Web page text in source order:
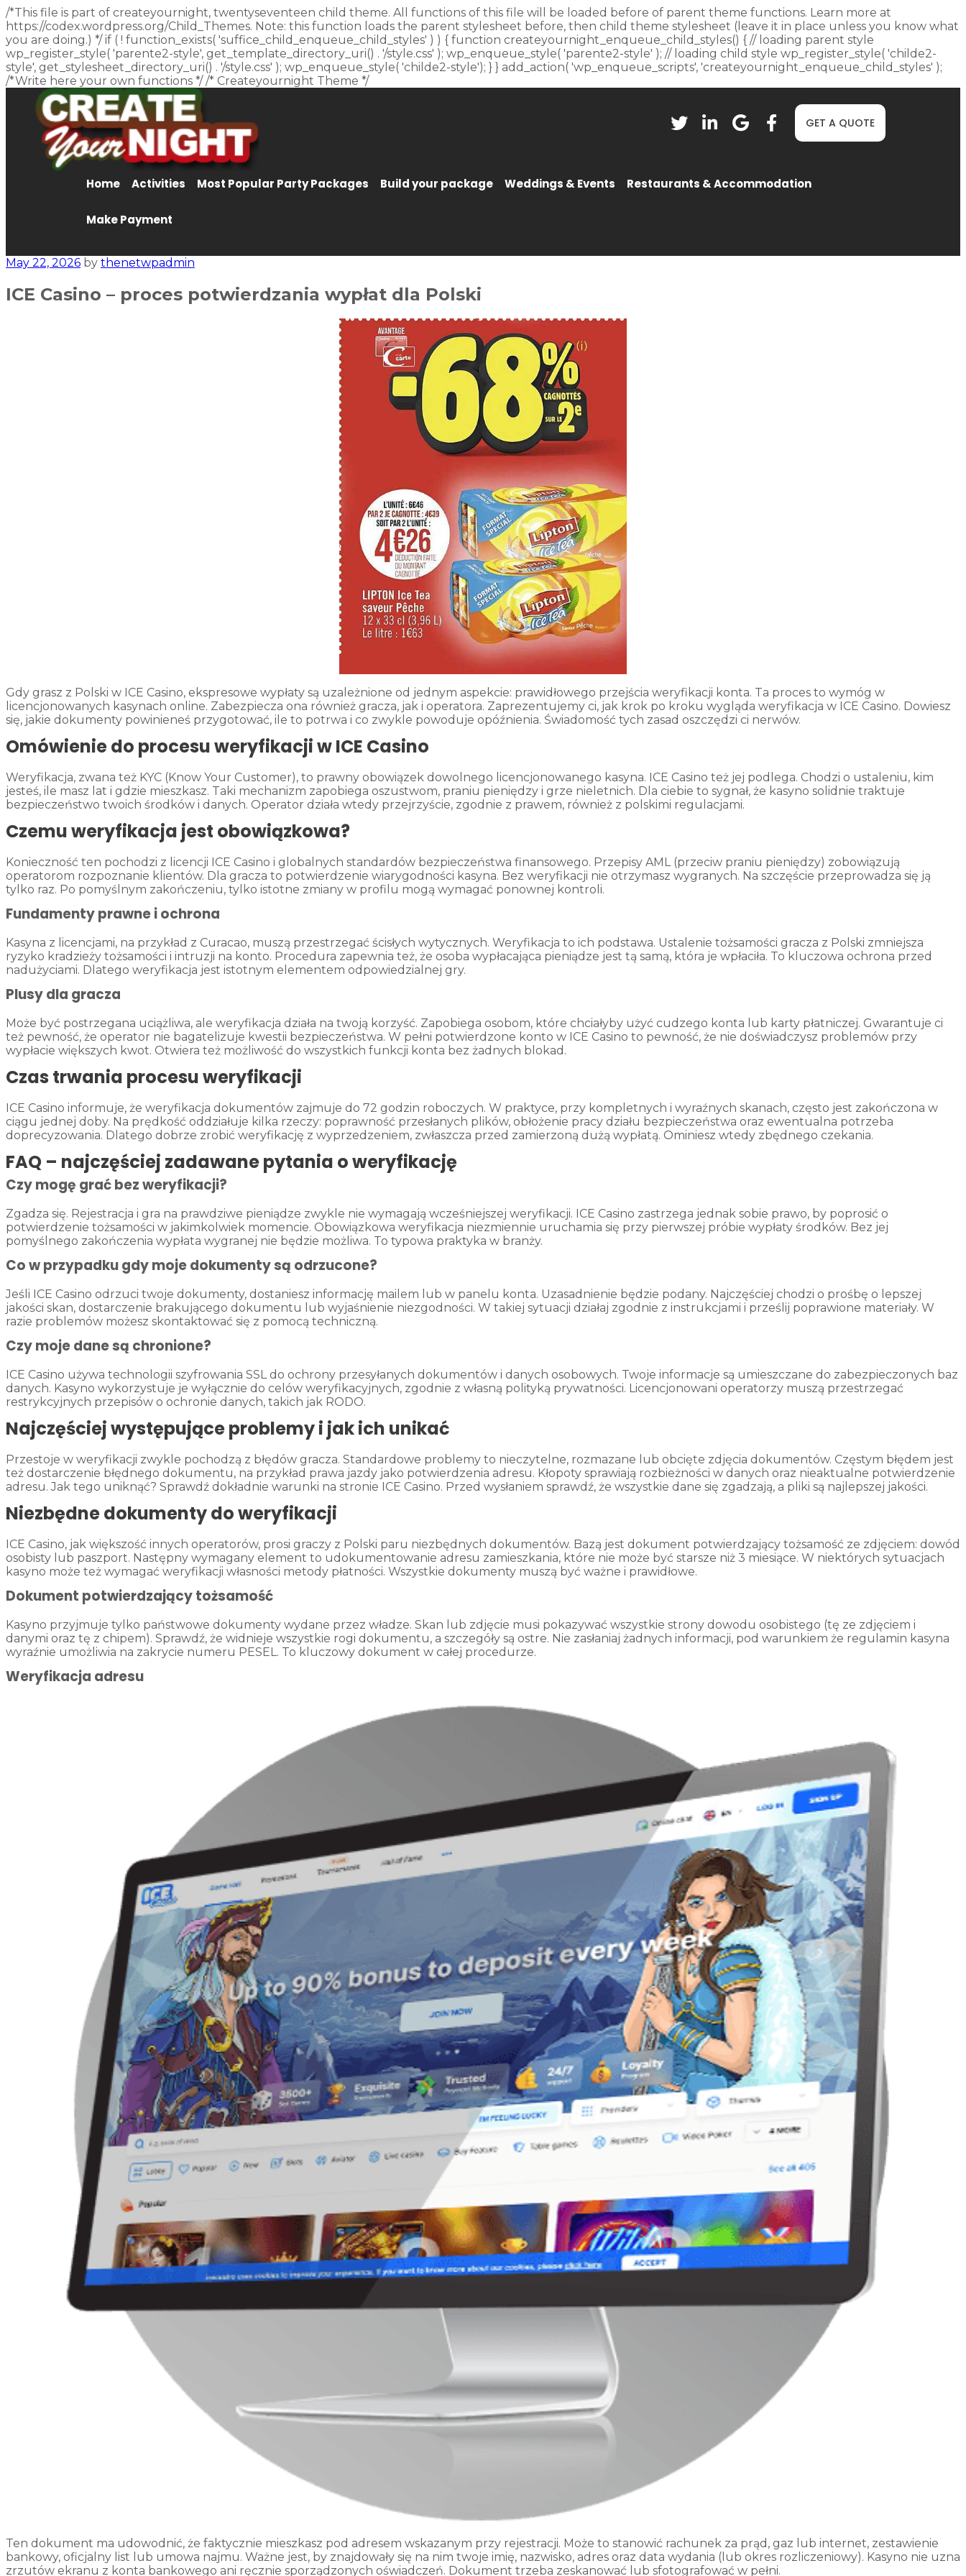
/*This file is part of createyournight, twentyseventeen child theme. All functions of this file will be loaded before of parent theme functions. Learn more at
https://codex.wordpress.org/Child_Themes. Note: this function loads the parent stylesheet before, then child theme stylesheet (leave it in place unless you know what
you are doing.) */ if ( ! function_exists( 'suffice_child_enqueue_child_styles' ) ) { function createyournight_enqueue_child_styles() { // loading parent style
wp_register_style( 'parente2-style', get_template_directory_uri() . '/style.css' ); wp_enqueue_style( 'parente2-style' ); // loading child style wp_register_style( 'childe2-
style', get_stylesheet_directory_uri() . '/style.css' ); wp_enqueue_style( 'childe2-style'); } } add_action( 'wp_enqueue_scripts', 'createyournight_enqueue_child_styles' );
/*Write here your own functions */ /* Createyournight Theme */
GET A QUOTE
Home Activities Most Popular Party Packages Build your package Weddings & Events Restaurants & Accommodation
Make Payment
May 22, 2026 by thenetwpadmin
ICE Casino – proces potwierdzania wypłat dla Polski
Gdy grasz z Polski w ICE Casino, ekspresowe wypłaty są uzależnione od jednym aspekcie: prawidłowego przejścia weryfikacji konta. Ta proces to wymóg w
licencjonowanych kasynach online. Zabezpiecza ona również gracza, jak i operatora. Zaprezentujemy ci, jak krok po kroku wygląda weryfikacja w ICE Casino. Dowiesz
się, jakie dokumenty powinieneś przygotować, ile to potrwa i co zwykle powoduje opóźnienia. Świadomość tych zasad oszczędzi ci nerwów.
Omówienie do procesu weryfikacji w ICE Casino
Weryfikacja, zwana też KYC (Know Your Customer), to prawny obowiązek dowolnego licencjonowanego kasyna. ICE Casino też jej podlega. Chodzi o ustaleniu, kim
jesteś, ile masz lat i gdzie mieszkasz. Taki mechanizm zapobiega oszustwom, praniu pieniędzy i grze nieletnich. Dla ciebie to sygnał, że kasyno solidnie traktuje
bezpieczeństwo twoich środków i danych. Operator działa wtedy przejrzyście, zgodnie z prawem, również z polskimi regulacjami.
Czemu weryfikacja jest obowiązkowa?
Konieczność ten pochodzi z licencji ICE Casino i globalnych standardów bezpieczeństwa finansowego. Przepisy AML (przeciw praniu pieniędzy) zobowiązują
operatorom rozpoznanie klientów. Dla gracza to potwierdzenie wiarygodności kasyna. Bez weryfikacji nie otrzymasz wygranych. Na szczęście przeprowadza się ją
tylko raz. Po pomyślnym zakończeniu, tylko istotne zmiany w profilu mogą wymagać ponownej kontroli.
Fundamenty prawne i ochrona
Kasyna z licencjami, na przykład z Curacao, muszą przestrzegać ścisłych wytycznych. Weryfikacja to ich podstawa. Ustalenie tożsamości gracza z Polski zmniejsza
ryzyko kradzieży tożsamości i intruzji na konto. Procedura zapewnia też, że osoba wypłacająca pieniądze jest tą samą, która je wpłaciła. To kluczowa ochrona przed
nadużyciami. Dlatego weryfikacja jest istotnym elementem odpowiedzialnej gry.
Plusy dla gracza
Może być postrzegana uciążliwa, ale weryfikacja działa na twoją korzyść. Zapobiega osobom, które chciałyby użyć cudzego konta lub karty płatniczej. Gwarantuje ci
też pewność, że operator nie bagatelizuje kwestii bezpieczeństwa. W pełni potwierdzone konto w ICE Casino to pewność, że nie doświadczysz problemów przy
wypłacie większych kwot. Otwiera też możliwość do wszystkich funkcji konta bez żadnych blokad.
Czas trwania procesu weryfikacji
ICE Casino informuje, że weryfikacja dokumentów zajmuje do 72 godzin roboczych. W praktyce, przy kompletnych i wyraźnych skanach, często jest zakończona w
ciągu jednej doby. Na prędkość oddziałuje kilka rzeczy: poprawność przesłanych plików, obłożenie pracy działu bezpieczeństwa oraz ewentualna potrzeba
doprecyzowania. Dlatego dobrze zrobić weryfikację z wyprzedzeniem, zwłaszcza przed zamierzoną dużą wypłatą. Ominiesz wtedy zbędnego czekania.
FAQ – najczęściej zadawane pytania o weryfikację
Czy mogę grać bez weryfikacji?
Zgadza się. Rejestracja i gra na prawdziwe pieniądze zwykle nie wymagają wcześniejszej weryfikacji. ICE Casino zastrzega jednak sobie prawo, by poprosić o
potwierdzenie tożsamości w jakimkolwiek momencie. Obowiązkowa weryfikacja niezmiennie uruchamia się przy pierwszej próbie wypłaty środków. Bez jej
pomyślnego zakończenia wypłata wygranej nie będzie możliwa. To typowa praktyka w branży.
Co w przypadku gdy moje dokumenty są odrzucone?
Jeśli ICE Casino odrzuci twoje dokumenty, dostaniesz informację mailem lub w panelu konta. Uzasadnienie będzie podany. Najczęściej chodzi o prośbę o lepszej
jakości skan, dostarczenie brakującego dokumentu lub wyjaśnienie niezgodności. W takiej sytuacji działaj zgodnie z instrukcjami i prześlij poprawione materiały. W
razie problemów możesz skontaktować się z pomocą techniczną.
Czy moje dane są chronione?
ICE Casino używa technologii szyfrowania SSL do ochrony przesyłanych dokumentów i danych osobowych. Twoje informacje są umieszczane do zabezpieczonych baz
danych. Kasyno wykorzystuje je wyłącznie do celów weryfikacyjnych, zgodnie z własną polityką prywatności. Licencjonowani operatorzy muszą przestrzegać
restrykcyjnych przepisów o ochronie danych, takich jak RODO.
Najczęściej występujące problemy i jak ich unikać
Przestoje w weryfikacji zwykle pochodzą z błędów gracza. Standardowe problemy to nieczytelne, rozmazane lub obcięte zdjęcia dokumentów. Częstym błędem jest
też dostarczenie błędnego dokumentu, na przykład prawa jazdy jako potwierdzenia adresu. Kłopoty sprawiają rozbieżności w danych oraz nieaktualne potwierdzenie
adresu. Jak tego uniknąć? Sprawdź dokładnie warunki na stronie ICE Casino. Przed wysłaniem sprawdź, że wszystkie dane się zgadzają, a pliki są najlepszej jakości.
Niezbędne dokumenty do weryfikacji
ICE Casino, jak większość innych operatorów, prosi graczy z Polski paru niezbędnych dokumentów. Bazą jest dokument potwierdzający tożsamość ze zdjęciem: dowód
osobisty lub paszport. Następny wymagany element to udokumentowanie adresu zamieszkania, które nie może być starsze niż 3 miesiące. W niektórych sytuacjach
kasyno może też wymagać weryfikacji własności metody płatności. Wszystkie dokumenty muszą być ważne i prawidłowe.
Dokument potwierdzający tożsamość
Kasyno przyjmuje tylko państwowe dokumenty wydane przez władze. Skan lub zdjęcie musi pokazywać wszystkie strony dowodu osobistego (tę ze zdjęciem i
danymi oraz tę z chipem). Sprawdź, że widnieje wszystkie rogi dokumentu, a szczegóły są ostre. Nie zasłaniaj żadnych informacji, pod warunkiem że regulamin kasyna
wyraźnie umożliwia na zakrycie numeru PESEL. To kluczowy dokument w całej procedurze.
Weryfikacja adresu
Ten dokument ma udowodnić, że faktycznie mieszkasz pod adresem wskazanym przy rejestracji. Może to stanowić rachunek za prąd, gaz lub internet, zestawienie
bankowy, oficjalny list lub umowa najmu. Ważne jest, by znajdowały się na nim twoje imię, nazwisko, adres oraz data wydania (lub okres rozliczeniowy). Kasyno nie uzna
zrzutów ekranu z konta bankowego ani ręcznie sporządzonych oświadczeń. Dokument trzeba zeskanować lub sfotografować w pełni.